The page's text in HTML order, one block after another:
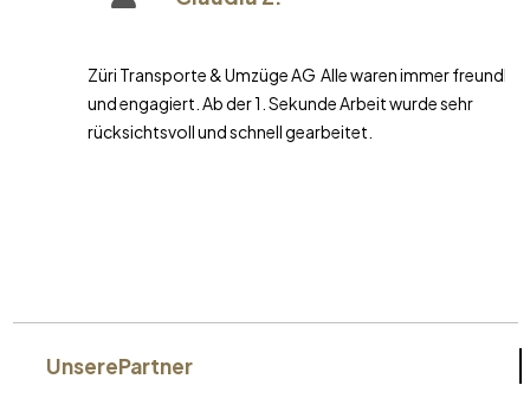
Züri Transporte & Umzüge AG Alle waren immer freundlich
und engagiert. Ab der 1. Sekunde Arbeit wurde sehr
rücksichtsvoll und schnell gearbeitet.
UnserePartner